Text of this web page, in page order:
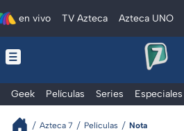
en vivo TV Azteca Azteca UNO
Geek Películas Series Especiales
Azteca 7 Películas Nota